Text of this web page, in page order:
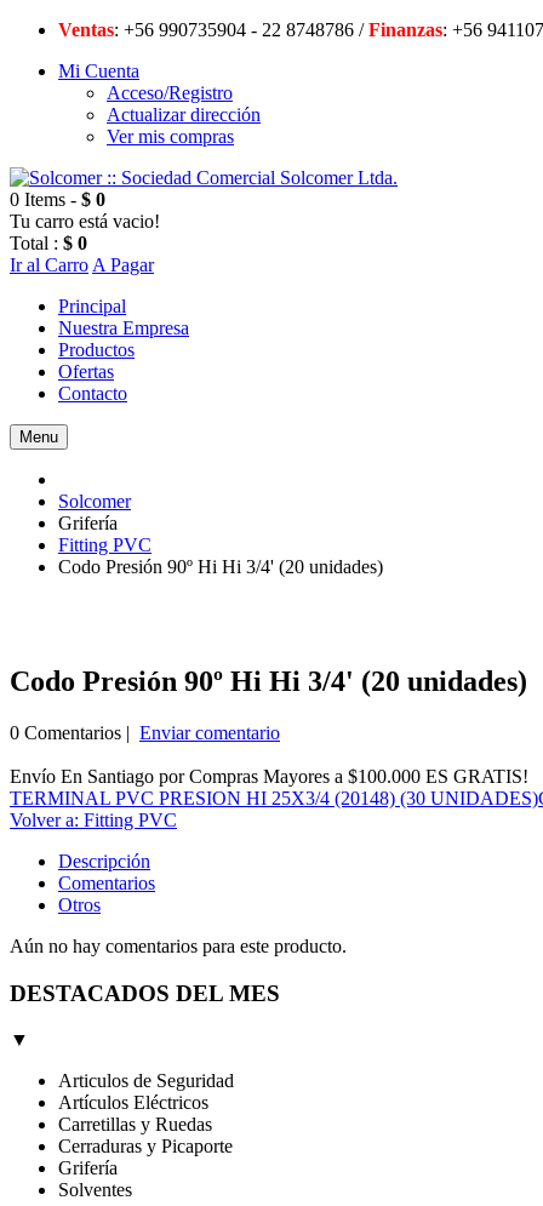
Ventas: +56 990735904 - 22 8748786 /Finanzas: +56
Mi Cuenta
Acceso/Registro
Actualizar dirección
Ver mis compras
0 Items - $ 0
Tu carro está vacio!
Total : $ 0
Ir al Carro A Pagar
Principal
Nuestra Empresa
Productos
Ofertas
Contacto
Menu
Solcomer
Grifería
Fitting PVC
Codo Presión 90º Hi Hi 3/4' (20 unidades)
Codo Presión 90º Hi Hi 3/4' (20 unidades)
0 Comentarios | Enviar comentario
Envío En Santiago por Compras Mayores a $100.000 ES GRATIS!
TERMINAL PVC PRESION HI 25X3/4 (20148) (30 UNIDADES)
Volver a: Fitting PVC
Descripción
Comentarios
Otros
Aún no hay comentarios para este producto.
DESTACADOS DEL MES
▼
Articulos de Seguridad
Artículos Eléctricos
Carretillas y Ruedas
Cerraduras y Picaporte
Grifería
Solventes